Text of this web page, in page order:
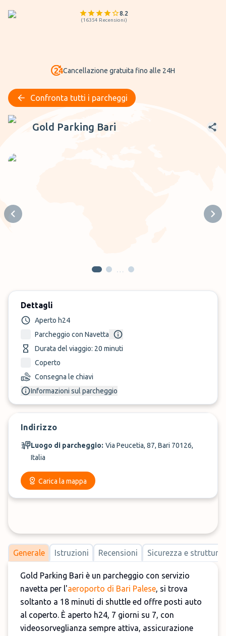
8.2
(16354 Recensioni)
Cancellazione gratuita fino alle 24H
Confronta tutti i parcheggi
Gold Parking Bari
Gold Parking Bari
Previous slide
…
Dettagli
Aperto h24
Parcheggio con Navetta
Durata del viaggio: 20 minuti
Coperto
Consegna le chiavi
Informazioni sul parcheggio
Indirizzo
Luogo di parcheggio: Via Peucetia, 87, Bari 70126,
Italia
Carica la mappa
Generale Istruzioni Recensioni Sicurezza e strutture
Gold Parking Bari è un parcheggio con servizio
navetta per l'aeroporto di Bari Palese, si trova
soltanto a 18 minuti di shuttle ed offre posti auto
al coperto. È aperto h24, 7 giorni su 7, con
videosorveglianza sempre attiva, assicurazione